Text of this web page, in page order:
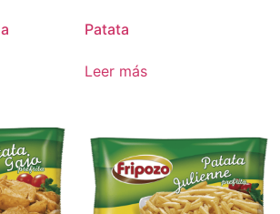
Patata
Leer más